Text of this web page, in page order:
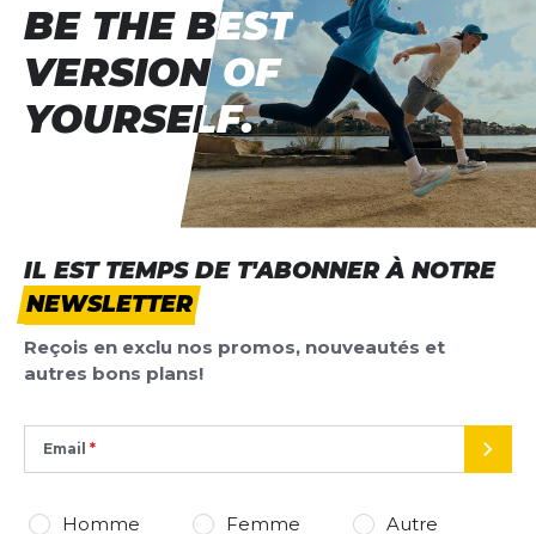
IL EST TEMPS DE T'ABONNER À NOTRE
NEWSLETTER
Reçois en exclu nos promos, nouveautés et
autres bons plans!
Email
Homme Femme Autre
BE THE BEST
VERSION OF
YOURSELF.
BE THE BEST
VERSION OF
YOURSELF.